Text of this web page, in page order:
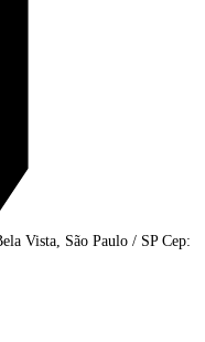
Vista, São Paulo / SP Cep: